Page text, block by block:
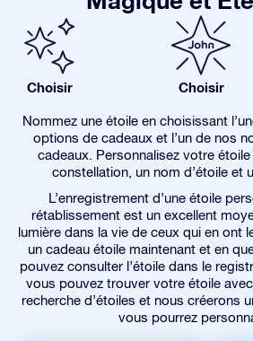
Choisir Choisir
Nommez une étoile en choisissant
options de cadeaux et l’un de nos
cadeaux. Personnalisez votre
constellation, un nom d’étoile et
L’enregistrement d’une étoile
rétablissement est un excellent
lumière dans la vie de ceux qui en ont
un cadeau étoile maintenant et en
pouvez consulter l’étoile dans le
vous pouvez trouver votre étoile
recherche d’étoiles et nous créerons
vous pourrez